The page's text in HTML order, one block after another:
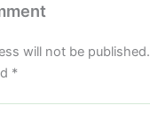
will not be published.
*